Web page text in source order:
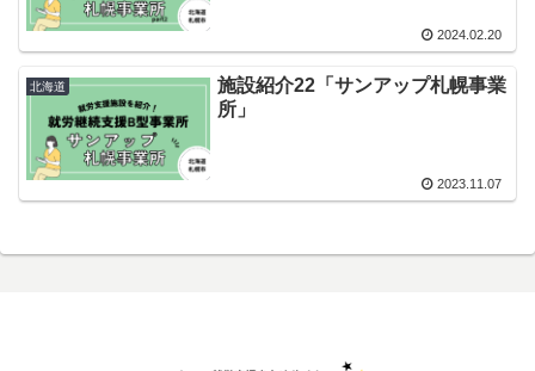
2024.02.20
北海道
施設紹介22「サンアップ札幌事業
所」
2023.11.07